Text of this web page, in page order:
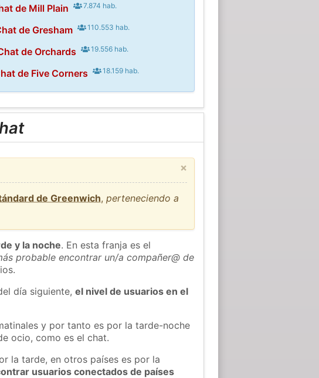
de Mill Plain 7.874 hab.
de Gresham 110.553 hab.
de Orchards 19.556 hab.
de Five Corners 18.159 hab.
×
de Greenwich,perteneciendo a
y la noche. En esta franja es el
probable encontrar un/a compañer@ de
día siguiente,el nivel de usuarios en el
y por tanto es por la tarde-noche
ocio, como es el chat.
la tarde, en otros países es por la
usuarios conectados de países